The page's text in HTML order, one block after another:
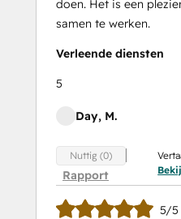
doen. Het is een
samen te werken.
Verleende diensten
5
Day, M.
Nuttig (0)
Rapport
5/5